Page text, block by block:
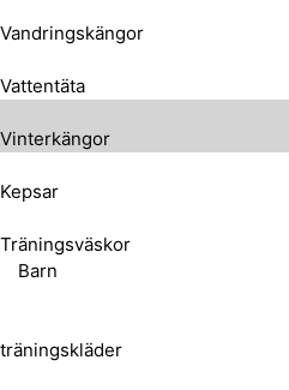
Vandringskängor
Vattentäta
Vinterkängor
Kepsar
Träningsväskor
Barn
träningskläder